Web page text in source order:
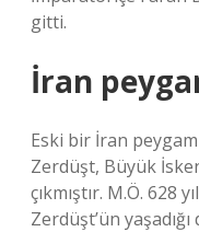
gitti.
İran
Eski bir İran
Zerdüşt, Büyük
çıkmıştır. M.Ö. 628
Zerdüşt’ün